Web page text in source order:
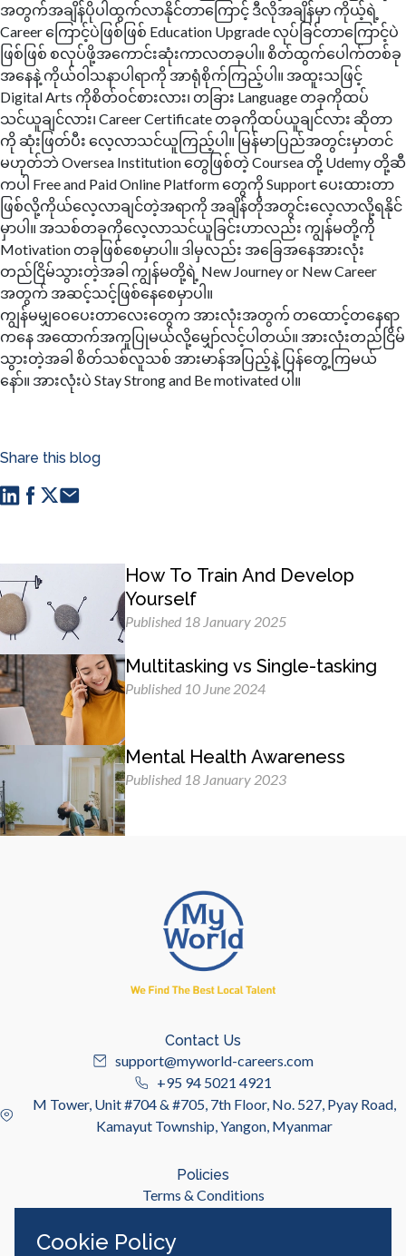
အတွက်အချိန်ပိုပါထွက်လာနိုင်တာကြောင့် ဒီလိုအချိန်မှာ ကိုယ့်ရဲ့
Career ကြောင့်ပဲဖြစ်ဖြစ် Education Upgrade လုပ်ခြင်တာကြောင့်ပဲ
ဖြစ်ဖြစ် စလုပ်ဖို့အကောင်းဆုံးကာလတခုပါ။ စိတ်ထွက်ပေါက်တစ်ခု
အနေနဲ့ ကိုယ်ဝါသနာပါရာကို အာရုံစိုက်ကြည့်ပါ။ အထူးသဖြင့်
Digital Arts ကိုစိတ်ဝင်စားလား၊ တခြား Language တခုကိုထပ်
သင်ယူချင်လား၊ Career Certificate တခုကိုထပ်ယူချင်လား ဆိုတာ
ကို ဆုံးဖြတ်ပီး လေ့လာသင်ယူကြည့်ပါ။ မြန်မာပြည်အတွင်းမှာတင်
မဟုတ်ဘဲ Oversea Institution တွေဖြစ်တဲ့ Coursea တို့ Udemy တို့ဆီ
ကပါ Free and Paid Online Platform တွေကို Support ပေးထားတာ
ဖြစ်လို့ကိုယ်လေ့လာချင်တဲ့အရာကို အချိန်တိုအတွင်းလေ့လာလို့ရနိုင်
မှာပါ။ အသစ်တခုကိုလေ့လာသင်ယူခြင်းဟာလည်း ကျွန်မတို့ကို
Motivation တခုဖြစ်စေမှာပါ။ ဒါမှလည်း အခြေအနေအားလုံး
တည်ငြိမ်သွားတဲ့အခါ ကျွန်မတို့ရဲ့ New Journey or New Career
အတွက် အဆင့်သင့်ဖြစ်နေစေမှာပါ။
ကျွန်မမျှဝေပေးတာလေးတွေက အားလုံးအတွက် တထောင့်တနေရာ
ကနေ အထောက်အကူပြုမယ်လို့မျှော်လင့်ပါတယ်။ အားလုံးတည်ငြိမ်
သွားတဲ့အခါ စိတ်သစ်လူသစ် အားမာန်အပြည့်နဲ့ ပြန်တွေ့ကြမယ်
နော်။ အားလုံးပဲ Stay Strong and Be motivated ပါ။ ​
Share this blog
How To Train And Develop
Yourself
Published 18 January 2025
Multitasking vs Single-tasking
Published 10 June 2024
Mental Health Awareness
Published 18 January 2023
Contact Us
support@myworld-careers.com
+95 94 5021 4921
M Tower, Unit #704 & #705, 7th Floor, No. 527, Pyay Road,
Kamayut Township, Yangon, Myanmar
Policies
Terms & Conditions
Cookie Policy